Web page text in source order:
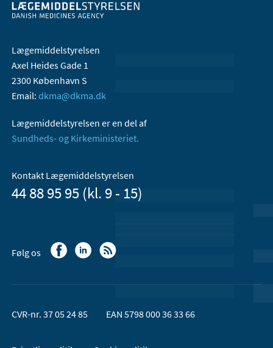
Lægemiddelstyrelsen
Axel Heides Gade 1
2300 København S
Email: dkma@dkma.dk
Lægemiddelstyrelsen er en del af
Sundheds- og Kirkeministeriet.
Kontakt Lægemiddelstyrelsen
44 88 95 95 (kl. 9 - 15)
Følg os
CVR-nr. 37 05 24 85 EAN 5798 000 36 33 66